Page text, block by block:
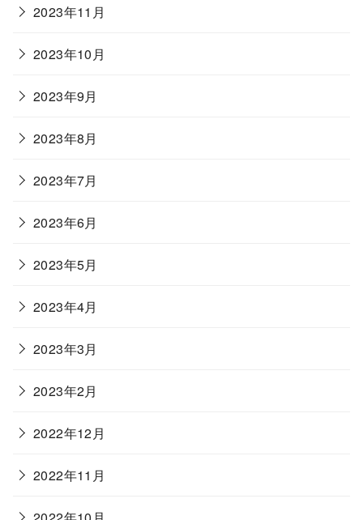
2023年11月
2023年10月
2023年9月
2023年8月
2023年7月
2023年6月
2023年5月
2023年4月
2023年3月
2023年2月
2022年12月
2022年11月